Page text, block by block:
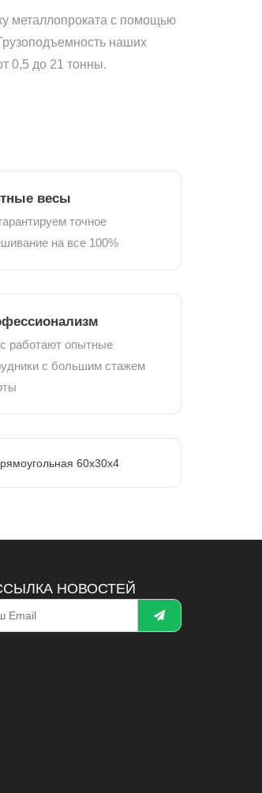
металлопроката с помощью
наших
0,5 до 21 тонны.
весы
точное
на все 100%
работают опытные
с большим стажем
60х30х4
НОВОСТЕЙ